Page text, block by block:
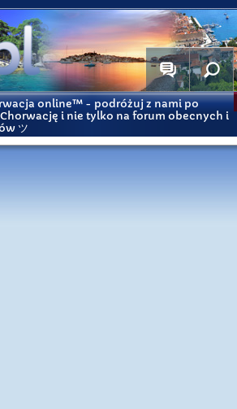
online™ - podróżuj z nami po
i nie tylko na forum obecnych i
ツ